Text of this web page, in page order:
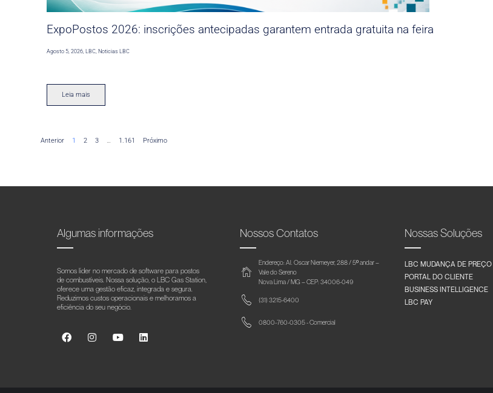
ExpoPostos 2026: inscrições antecipadas garantem entrada gratuita na feira
Agosto 5, 2026 ,LBC Noticias LBC
Leia mais
Anterior 1 2 3 … 1.161 Próximo
Algumas informações
Somos líder no mercado de software para postos
de combustíveis. Nossa solução, o LBC Gas Station,
oferece uma gestão eficaz, integrada e segura.
Reduzimos custos operacionais e melhoramos a
eficiência do seu negócio.
Nossos Contatos
Endereço: Al. Oscar Niemeyer, 288 / 5º andar –
Vale do Sereno
Nova Lima / MG – CEP: 34006-049
(31) 3215-6400
0800-760-0305 - Comercial
Nossas Soluções
LBC MUDANÇA DE PREÇO
PORTAL DO CLIENTE
BUSINESS INTELLIGENCE
LBC PAY